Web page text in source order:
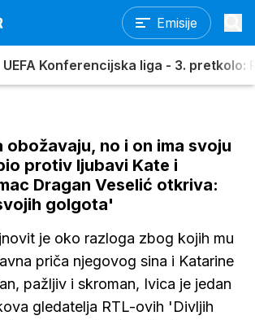
Emisije
UEFA Konferencijska liga - 3. pretkolo:
obožavaju, no i on ima svoju
protiv ljubavi Kate i
Dragan Veselić otkriva:
golgota'
je oko razloga zbog kojih mu
priča njegovog sina i Katarine
pažljiv i skroman, Ivica je jedan
gledatelja RTL-ovih 'Divljih